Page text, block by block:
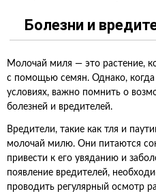
Болезни и
Молочай миля — это растение,
с помощью семян. Однако,
условиях, важно помнить о
болезней и вредителей.
Вредители, такие как тля и
молочай милю. Они питаются
привести к его увяданию и
появление вредителей,
проводить регулярный осмотр